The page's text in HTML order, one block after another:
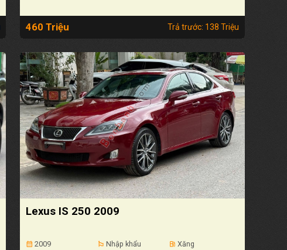
460 Triệu Trả trước: 138 Triệu
Lexus IS 250 2009
calendar_month 2009 emoji_flags Nhập khẩu local_gas_station Xăng